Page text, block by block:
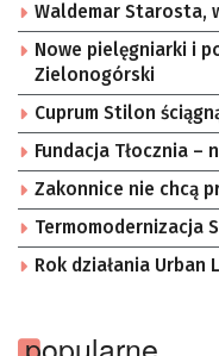
Waldemar Starosta,
Nowe pielęgniarki i
Zielonogórski
Cuprum Stilon
Fundacja Tłocznia –
Zakonnice nie chcą
Termomodernizacja
Rok działania Urban